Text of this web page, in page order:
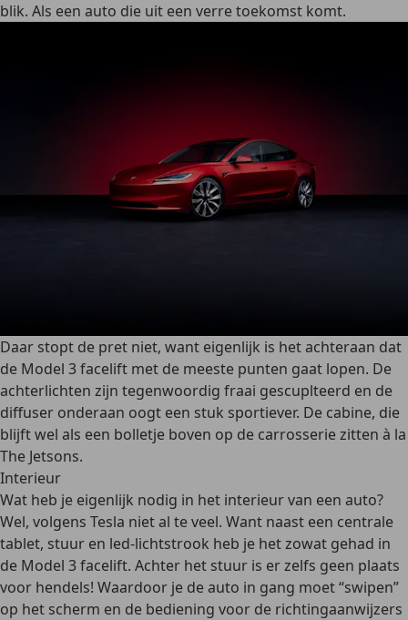
blik. Als een auto die uit een verre toekomst komt.
Daar stopt de pret niet, want eigenlijk is het achteraan dat
de Model 3 facelift met de meeste punten gaat lopen. De
achterlichten zijn tegenwoordig fraai gescuplteerd en de
diffuser onderaan oogt een stuk sportiever. De cabine, die
blijft wel als een bolletje boven op de carrosserie zitten à la
The Jetsons.
Interieur
Wat heb je eigenlijk nodig in het interieur van een auto?
Wel, volgens Tesla niet al te veel. Want naast een centrale
tablet, stuur en led-lichtstrook heb je het zowat gehad in
de Model 3 facelift. Achter het stuur is er zelfs geen plaats
voor hendels! Waardoor je de auto in gang moet “swipen”
op het scherm en de bediening voor de richtingaanwijzers